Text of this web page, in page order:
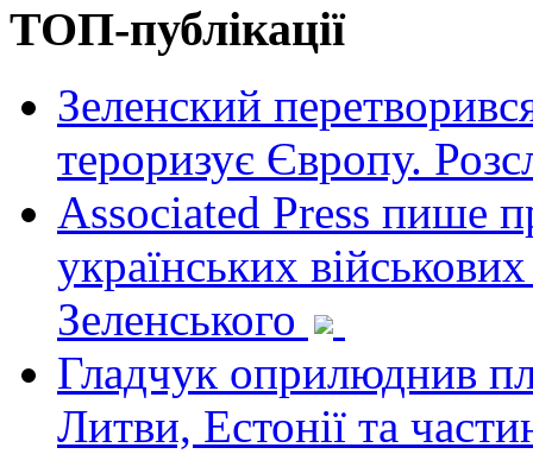
ТОП-публікації
Зеленский
тероризує Європу.
Associated Press пише
українських
Зеленського
Гладчук оприлюднив
Литви, Естонії та